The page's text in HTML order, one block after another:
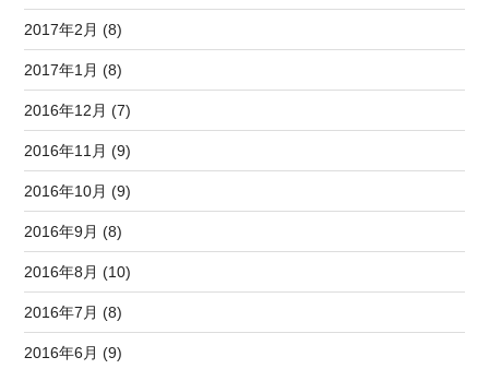
2017年2月 (8)
2017年1月 (8)
2016年12月 (7)
2016年11月 (9)
2016年10月 (9)
2016年9月 (8)
2016年8月 (10)
2016年7月 (8)
2016年6月 (9)